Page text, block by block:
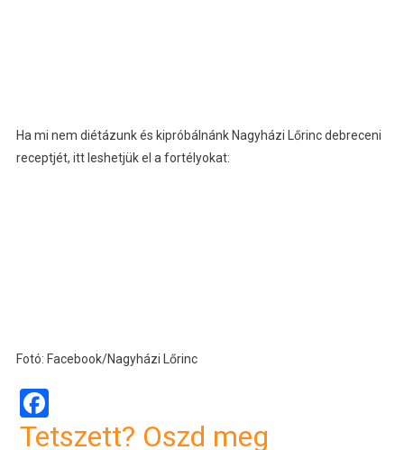
Ha mi nem diétázunk és kipróbálnánk Nagyházi Lőrinc debreceni
receptjét, itt leshetjük el a fortélyokat:
Fotó: Facebook/Nagyházi Lőrinc
Facebook
Tetszett? Oszd meg